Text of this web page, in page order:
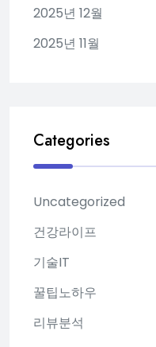
2025년 12월
2025년 11월
Categories
Uncategorized
건강라이프
기술IT
꿀팁노하우
리뷰분석